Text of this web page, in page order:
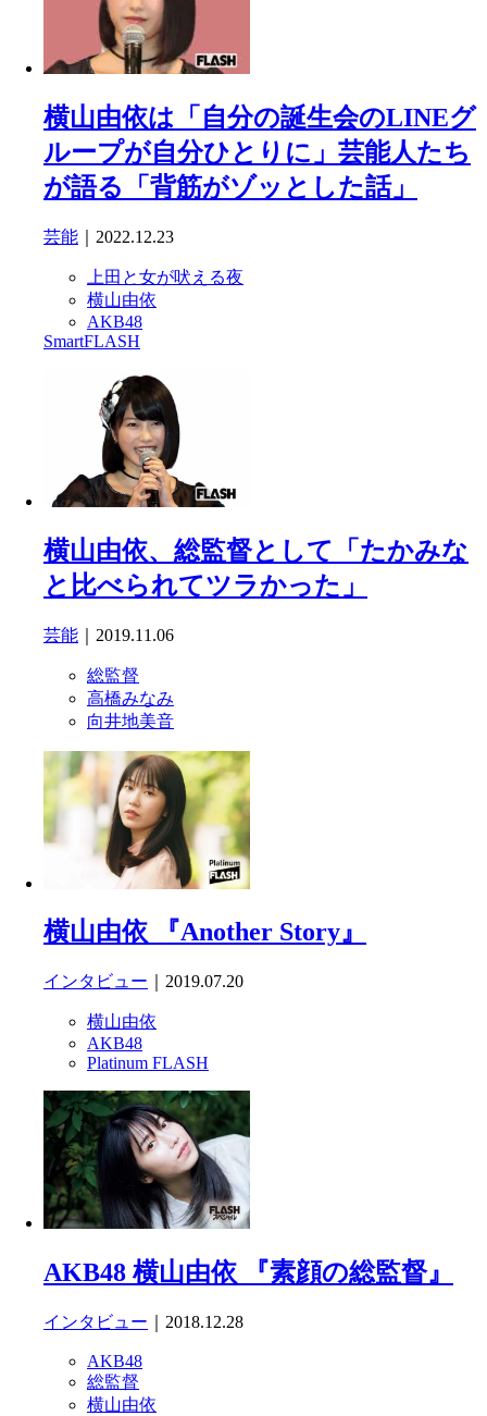
横山由依は「自分の誕生会のLINEグ
ループが自分ひとりに」芸能人たち
が語る「背筋がゾッとした話」
芸能 ｜2022.12.23
上田と女が吠える夜
横山由依
AKB48
SmartFLASH
横山由依、総監督として「たかみな
と比べられてツラかった」
芸能 ｜2019.11.06
総監督
高橋みなみ
向井地美音
横山由依 『Another Story』
インタビュー ｜2019.07.20
横山由依
AKB48
Platinum FLASH
AKB48 横山由依 『素顔の総監督』
インタビュー ｜2018.12.28
AKB48
総監督
横山由依